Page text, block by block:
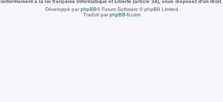
à la loi française Informatique et Liberté (article 34), vous disposez d'un
Développé parphpBB® Forum Software © phpBB Limited
Traduit parphpBB-fr.com